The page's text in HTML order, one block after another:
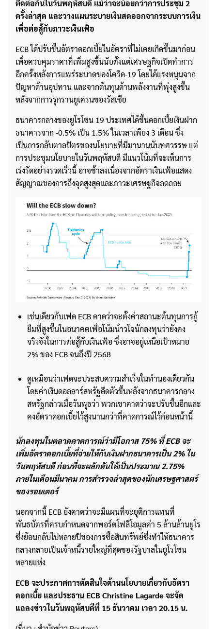
ติดต่อกันในวันพฤหัสบดี แม้ว่าจะน้อยกว่าการประชุม 2
ครั้งล่าสุด และวางแผนระบายเงินสดออกจากระบบการเงิน
เพื่อต่อสู้กับภาวะเงินเฟ้อ
ECB ได้ปรับขึ้นอัตราดอกเบี้ยในอัตราที่ไม่เคยเกิดขึ้นมาก่อน
เพื่อควบคุมราคาที่เพิ่มสูงขึ้นนับตั้งแต่เศรษฐกิจเปิดทำการ
อีกครั้งหลังการแพร่ระบาดของโควิด-19 โดยได้แรงหนุนจาก
ปัญหาด้านอุปทาน และจากต้นทุนด้านพลังงานที่พุ่งสูงขึ้น
หลังจากการรุกรานยูเครนของรัสเซีย
ธนาคารกลางของยูโรโซน 19 ประเทศได้ขึ้นดอกเบี้ยเงินฝาก
ธนาคารจาก -0.5% เป็น 1.5% ในเวลาเพียง 3 เดือน ซึ่ง
เป็นการกลับตาลปัตรของนโยบายที่มีมานานนับทศวรรษ แต่
การประชุมนโยบายในวันพฤหัสบดี มีแนวโน้มที่จะเห็นการ
เร่งรัดอย่างรวดเร็วนี้ อาจช้าลงเนื่องจากอัตราเงินเฟ้อแสดง
สัญญาณของการถึงจุดสูงสุดและภาวะเศรษฐกิจถดถอย
เช่นเดียวกับเฟด ECB คาดว่าจะตั้งค่าสถานะต้นทุนการกู้
ยืมที่สูงขึ้นในอนาคตเพื่อโน้มน้าวใจนักลงทุนว่ายังคง
จริงจังในการต่อสู้กับเงินเฟ้อ ซึ่งอาจอยู่เหนือเป้าหมาย
2% ของ ECB จนถึงปี 2568
ดูเหมือนว่าเฟดจะประสบความสำเร็จในทำนองเดียวกัน
โดยค่าเงินดอลลาร์สหรัฐดีดตัวขึ้นหลังจากธนาคารกลาง
สหรัฐกล่าวเมื่อวันพุธว่า พวกเขาคาดว่าจะปรับขึ้นอีกและ
คงอัตราดอกเบี้ยไว้สูงนานกว่าที่คาดการณ์ไว้ก่อนหน้านี้
นักลงทุนในตลาดคาดการณ์ว่ามีโอกาส 75% ที่ ECB จะ
เพิ่มอัตราดอกเบี้ยที่จ่ายให้กับเงินฝากธนาคารเป็น 2% ใน
วันพฤหัสบดี ก่อนที่จะผลักดันให้เป็นประมาณ 2.75%
ภายในเดือนมีนาคม การสำรวจล่าสุดของนักเศรษฐศาสตร์
ของรอยเตอร์
นอกจากนี้ ECB ยังคาดว่าจะมีแผนที่จะยุติการแทนที่
พันธบัตรที่ครบกำหนดจากพอร์ตโฟลิโอมูลค่า 5 ล้านล้านยูโร
ซึ่งย้อนกลับไปหลายปีของการซื้อสินทรัพย์ซึ่งทำให้ธนาคาร
กลางกลายเป็นเจ้าหนี้รายใหญ่ที่สุดของรัฐบาลในยูโรโซน
หลายแห่ง
ECB จะประกาศการตัดสินใจด้านนโยบายเกี่ยวกับอัตรา
ดอกเบี้ย และประธาน ECB Christine Lagarde จะจัด
แถลงข่าวในวันพฤหัสบดีที่ 15 ธันวาคม เวลา 20.15 น.